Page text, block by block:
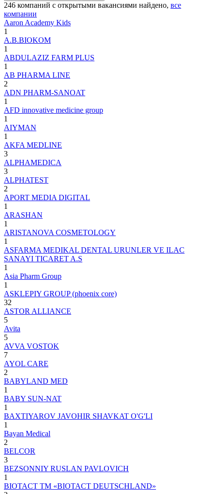
246 компаний с открытыми вакансиями найдено, все
компании
Aaron Academy Kids
1
A.B.BIOKOM
1
ABDULAZIZ FARM PLUS
1
AB PHARMA LINE
2
ADN PHARM-SANOAT
1
AFD innovative medicine group
1
AIYMAN
1
AKFA MEDLINE
3
ALPHAMEDICA
3
ALPHATEST
2
APORT MEDIA DIGITAL
1
ARASHAN
1
ARISTANOVA COSMETOLOGY
1
ASFARMA MEDIKAL DENTAL URUNLER VE ILAC
SANAYI TICARET A.S
1
Asia Pharm Group
1
ASKLEPIY GROUP (phoenix core)
32
ASTOR ALLIANCE
5
Avita
5
AVVA VOSTOK
7
AYOL CARE
2
BABYLAND MED
1
BABY SUN-NAT
1
BAXTIYAROV JAVOHIR SHAVKAT O'G'LI
1
Bayan Medical
2
BELCOR
3
BEZSONNIY RUSLAN PAVLOVICH
1
BIOTACT TM «BIOTACT DEUTSCHLAND»